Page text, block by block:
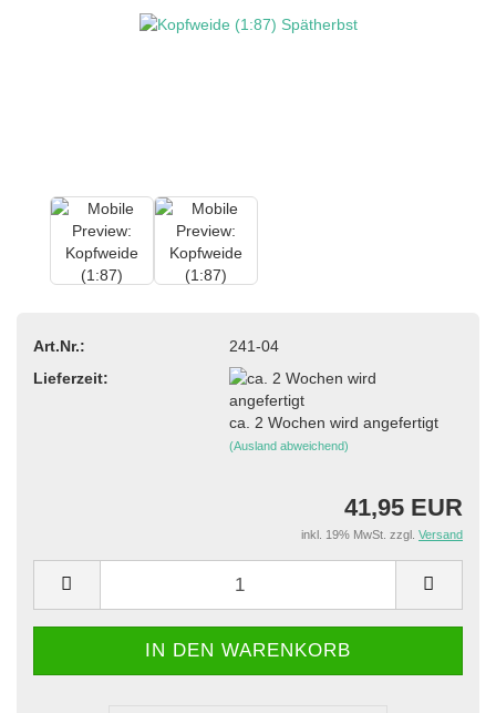
Art.Nr.:
241-04
Lieferzeit:
ca. 2 Wochen wird angefertigt
(Ausland abweichend)
41,95 EUR
inkl. 19% MwSt. zzgl. Versand